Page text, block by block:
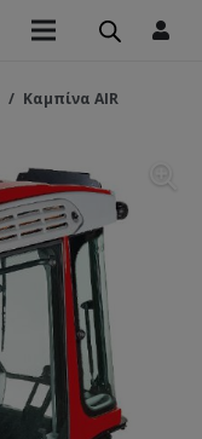
/ Καμπίνα AIR